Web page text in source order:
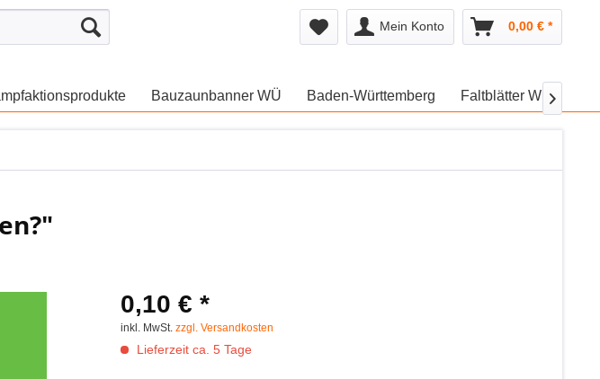
Mein Konto 0,00 € *
Bauzaunbanner WÜ Baden-Württemberg Faltblätter WÜ
0,10 € *
inkl. MwSt.zzgl. Versandkosten
Lieferzeit ca. 5 Tage